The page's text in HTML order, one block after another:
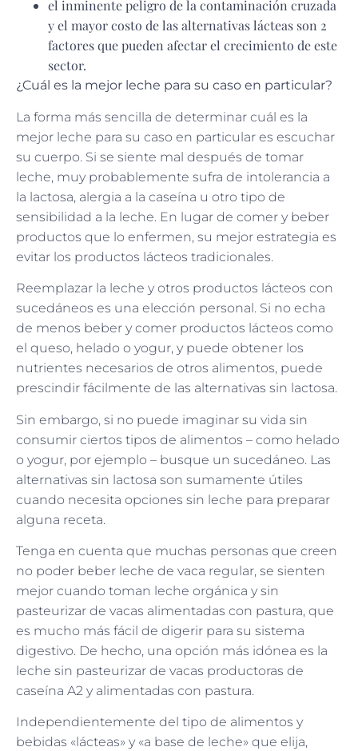
el inminente peligro de la contaminación cruzada
y el mayor costo de las alternativas lácteas son 2
factores que pueden afectar el crecimiento de este
sector.
¿Cuál es la mejor leche para su caso en particular?
La forma más sencilla de determinar cuál es la
mejor leche para su caso en particular es escuchar
su cuerpo. Si se siente mal después de tomar
leche, muy probablemente sufra de intolerancia a
la lactosa, alergia a la caseína u otro tipo de
sensibilidad a la leche. En lugar de comer y beber
productos que lo enfermen, su mejor estrategia es
evitar los productos lácteos tradicionales.
Reemplazar la leche y otros productos lácteos con
sucedáneos es una elección personal. Si no echa
de menos beber y comer productos lácteos como
el queso, helado o yogur, y puede obtener los
nutrientes necesarios de otros alimentos, puede
prescindir fácilmente de las alternativas sin lactosa.
Sin embargo, si no puede imaginar su vida sin
consumir ciertos tipos de alimentos – como helado
o yogur, por ejemplo – busque un sucedáneo. Las
alternativas sin lactosa son sumamente útiles
cuando necesita opciones sin leche para preparar
alguna receta.
Tenga en cuenta que muchas personas que creen
no poder beber leche de vaca regular, se sienten
mejor cuando toman leche orgánica y sin
pasteurizar de vacas alimentadas con pastura, que
es mucho más fácil de digerir para su sistema
digestivo. De hecho, una opción más idónea es la
leche sin pasteurizar de vacas productoras de
caseína A2 y alimentadas con pastura.
Independientemente del tipo de alimentos y
bebidas «lácteas» y «a base de leche» que elija,